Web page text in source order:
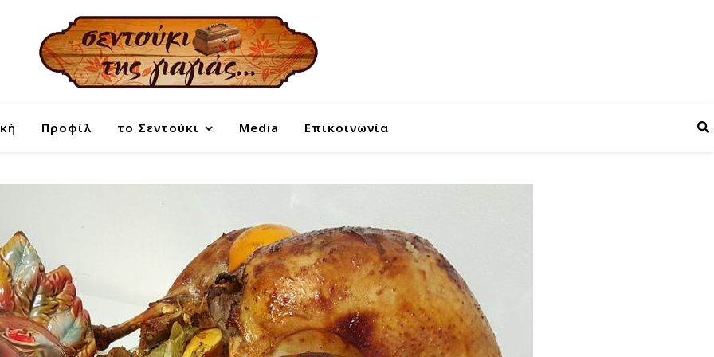
Προφίλ το Σεντούκι Media Επικοινωνία